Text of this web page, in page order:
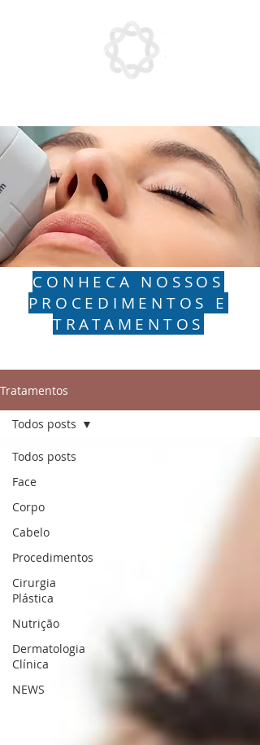
CONHECA NOSSOS
PROCEDIMENTOS E
TRATAMENTOS
Tratamentos
Todos posts
Face
Corpo
Cabelo
Procedimentos
Cirurgia
Plástica
Nutrição
Dermatologia
Clínica
NEWS
Todos posts